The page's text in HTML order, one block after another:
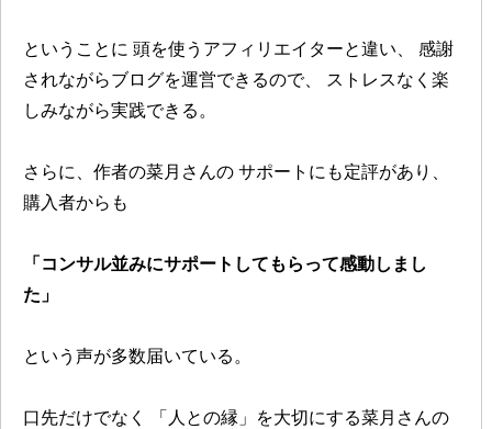
ということに 頭を使うアフィリエイターと違い、
感謝
されながらブログを運営できるので、
ストレスなく楽
しみながら実践できる。
さらに、作者の菜月さんの サポートにも定評があり、
購入者からも
「コンサル並みにサポートしてもらって感動しまし
た」
という声が多数届いている。
口先だけでなく
「人との縁」を大切にする菜月さんの